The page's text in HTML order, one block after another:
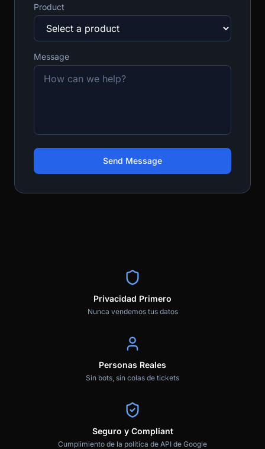
Product
Message
Send Message
Privacidad Primero
Nunca vendemos tus datos
Personas Reales
Sin bots, sin colas de tickets
Seguro y Compliant
Cumplimiento de la política de API de Google